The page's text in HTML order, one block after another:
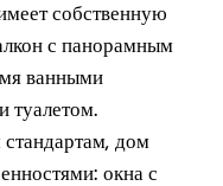
собственную
с панорамным
ванными
туалетом.
дом
окна с